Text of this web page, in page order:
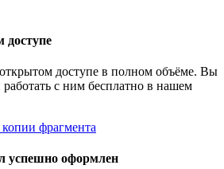
доступе
доступе в полном объёме. Вы
с ним бесплатно в нашем
копии фрагмента
успешно оформлен